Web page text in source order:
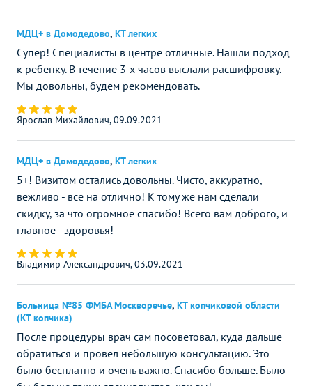
МДЦ+ в Домодедово, КТ легких
Супер! Специалисты в центре отличные. Нашли подход
к ребенку. В течение 3-х часов выслали расшифровку.
Мы довольны, будем рекомендовать.
Ярослав Михайлович, 09.09.2021
МДЦ+ в Домодедово, КТ легких
5+! Визитом остались довольны. Чисто, аккуратно,
вежливо - все на отлично! К тому же нам сделали
скидку, за что огромное спасибо! Всего вам доброго, и
главное - здоровья!
Владимир Александрович, 03.09.2021
Больница №85 ФМБА Москворечье, КТ копчиковой области
(КТ копчика)
После процедуры врач сам посоветовал, куда дальше
обратиться и провел небольшую консультацию. Это
было бесплатно и очень важно. Спасибо больше. Было